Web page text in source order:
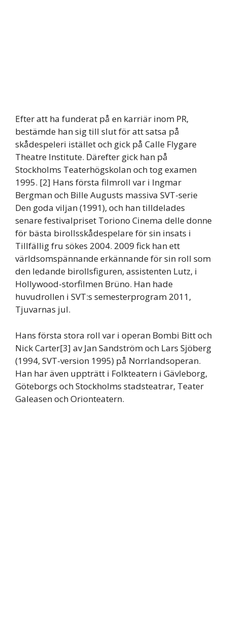
Efter att ha funderat på en karriär inom PR,
bestämde han sig till slut för att satsa på
skådespeleri istället och gick på Calle Flygare
Theatre Institute. Därefter gick han på
Stockholms Teaterhögskolan och tog examen
1995. [2] Hans första filmroll var i Ingmar
Bergman och Bille Augusts massiva SVT-serie
Den goda viljan (1991), och han tilldelades
senare festivalpriset Toriono Cinema delle donne
för bästa birollsskådespelare för sin insats i
Tillfällig fru sökes 2004. 2009 fick han ett
världsomspännande erkännande för sin roll som
den ledande birollsfiguren, assistenten Lutz, i
Hollywood-storfilmen Brüno. Han hade
huvudrollen i SVT:s semesterprogram 2011,
Tjuvarnas jul.
Hans första stora roll var i operan Bombi Bitt och
Nick Carter[3] av Jan Sandström och Lars Sjöberg
(1994, SVT-version 1995) på Norrlandsoperan.
Han har även uppträtt i Folkteatern i Gävleborg,
Göteborgs och Stockholms stadsteatrar, Teater
Galeasen och Orionteatern.